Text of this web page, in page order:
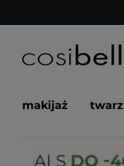
makijaż twarz